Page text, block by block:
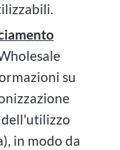
su
in modo da